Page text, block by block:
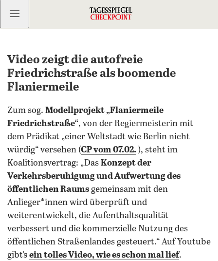
Kostenlos anmelden
Video zeigt die autofreie
Friedrichstraße als boomende
Flaniermeile
Zum sog. Modellprojekt „Flaniermeile
Friedrichstraße“, von der Regiermeisterin mit
dem Prädikat „einer Weltstadt wie Berlin nicht
würdig“ versehen (CP vom 07.02. ), steht im
Koalitionsvertrag: „Das Konzept der
Verkehrsberuhigung und Aufwertung des
öffentlichen Raums gemeinsam mit den
Anlieger*innen wird überprüft und
weiterentwickelt, die Aufenthaltsqualität
verbessert und die kommerzielle Nutzung des
öffentlichen Straßenlandes gesteuert.“ Auf Youtube
gibt’s ein tolles Video, wie es schon mal lief.